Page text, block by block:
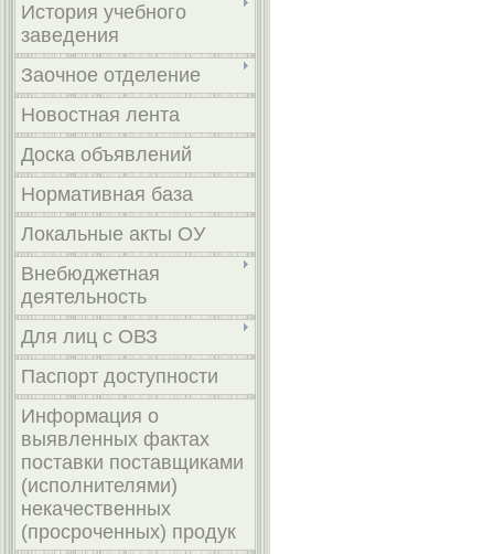
История учебного
заведения
Заочное отделение
Новостная лента
Доска объявлений
Нормативная база
Локальные акты ОУ
Внебюджетная
деятельность
Для лиц с ОВЗ
Паспорт доступности
Информация о
выявленных фактах
поставки поставщиками
(исполнителями)
некачественных
(просроченных) продук